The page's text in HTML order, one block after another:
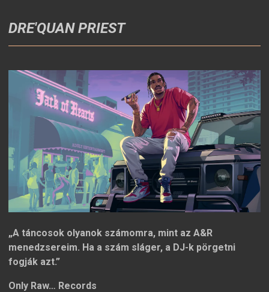
DRE'QUAN PRIEST
„A táncosok olyanok számomra, mint az A&R
menedzsereim. Ha a szám sláger, a DJ-k pörgetni
fogják azt.”
Only Raw… Records